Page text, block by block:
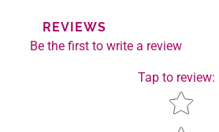
REVIEWS
Be the first to write a review
Tap to review:
Star rating